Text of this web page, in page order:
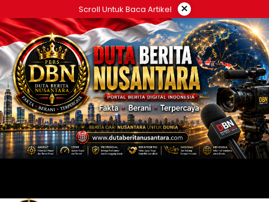
ke
konten
Scroll Untuk Baca Artikel ×